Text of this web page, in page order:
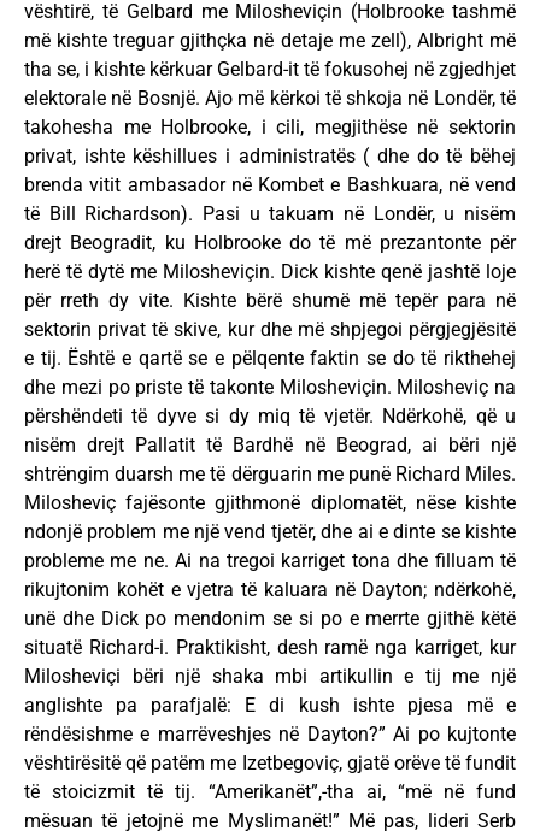
vështirë, të Gelbard me Milosheviçin (Holbrooke tashmë
më kishte treguar gjithçka në detaje me zell), Albright më
tha se, i kishte kërkuar Gelbard-it të fokusohej në zgjedhjet
elektorale në Bosnjë. Ajo më kërkoi të shkoja në Londër, të
takohesha me Holbrooke, i cili, megjithëse në sektorin
privat, ishte këshillues i administratës ( dhe do të bëhej
brenda vitit ambasador në Kombet e Bashkuara, në vend
të Bill Richardson). Pasi u takuam në Londër, u nisëm
drejt Beogradit, ku Holbrooke do të më prezantonte për
herë të dytë me Milosheviçin. Dick kishte qenë jashtë loje
për rreth dy vite. Kishte bërë shumë më tepër para në
sektorin privat të skive, kur dhe më shpjegoi përgjegjësitë
e tij. Është e qartë se e pëlqente faktin se do të rikthehej
dhe mezi po priste të takonte Milosheviçin. Milosheviç na
përshëndeti të dyve si dy miq të vjetër. Ndërkohë, që u
nisëm drejt Pallatit të Bardhë në Beograd, ai bëri një
shtrëngim duarsh me të dërguarin me punë Richard Miles.
Milosheviç fajësonte gjithmonë diplomatët, nëse kishte
ndonjë problem me një vend tjetër, dhe ai e dinte se kishte
probleme me ne. Ai na tregoi karriget tona dhe filluam të
rikujtonim kohët e vjetra të kaluara në Dayton; ndërkohë,
unë dhe Dick po mendonim se si po e merrte gjithë këtë
situatë Richard-i. Praktikisht, desh ramë nga karriget, kur
Milosheviçi bëri një shaka mbi artikullin e tij me një
anglishte pa parafjalë: E di kush ishte pjesa më e
rëndësishme e marrëveshjes në Dayton?” Ai po kujtonte
vështirësitë që patëm me Izetbegoviç, gjatë orëve të fundit
të stoicizmit të tij. “Amerikanët”,-tha ai, “më në fund
mësuan të jetojnë me Myslimanët!” Më pas, lideri Serb